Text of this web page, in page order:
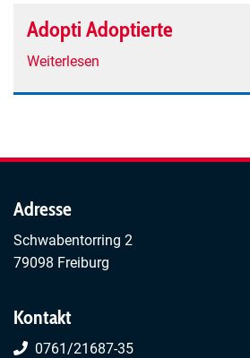
Adopti Adoptierte
Weiterlesen
Adresse
Schwabentorring 2
79098 Freiburg
Kontakt
0761/21687-35